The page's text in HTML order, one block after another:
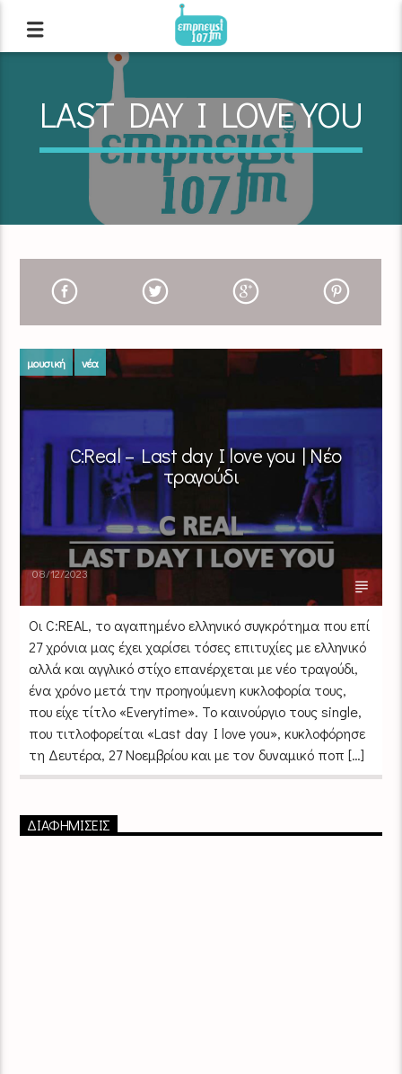
LAST DAY I LOVE YOU
μουσική νέα
C:Real – Last day I love you | Νέο
τραγούδι
08/12/2023
Οι C:REAL, το αγαπημένο ελληνικό συγκρότημα που επί
27 χρόνια μας έχει χαρίσει τόσες επιτυχίες με ελληνικό
αλλά και αγγλικό στίχο επανέρχεται με νέο τραγούδι,
ένα χρόνο μετά την προηγούμενη κυκλοφορία τους,
που είχε τίτλο «Everytime». Το καινούργιο τους single,
που τιτλοφορείται «Last day I love you», κυκλοφόρησε
τη Δευτέρα, 27 Νοεμβρίου και με τον δυναμικό ποπ […]
ΔΙΑΦΗΜΙΣΕΙΣ